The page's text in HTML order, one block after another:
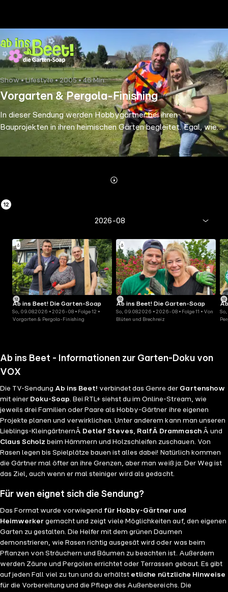
page
Show • Lifestyle • 2005 • 46 Min.
Vorgarten & Pergola-Finishing
In dieser Sendung werden Hobbygärtner bei ihren
Bauprojekten in ihren heimischen Gärten begleitet. Egal, wie
groß oder klein das Vorhaben der Protagonisten auch ist - es
wird gegraben, gesät und gepflanzt, was das Zeug hält.
Mehr
2026-08
Ab ins Beet! Die Garten-Soap
So, 09.08.2026 • 2026-08 • Folge 12 •
Vorgarten & Pergola-Finishing
Ab ins Beet! Die Garten-Soap
So, 09.08.2026 • 2026-08 • Folge 11 • Von
Blüten und Brechreiz
Ab ins Beet - Informationen zur Garten-Doku von
VOX
Die TV-Sendung Ab ins Beet! verbindet das Genre der Gartenshow
mit einer Doku-Soap. Bei RTL+ siehst du im Online-Stream, wie
jeweils drei Familien oder Paare als Hobby-Gärtner ihre eigenen
Projekte planen und verwirklichen. Unter anderem kann man unseren
Lieblings-KleingärtnernÂ Detlef Steves, RalfÂ DrammaschÂ und
Claus Scholz beim Hämmern und Holzschleifen zuschauen. Von
Rasen legen bis Spielplätze bauen ist alles dabei! Natürlich kommen
die Gärtner mal öfter an ihre Grenzen, aber man weiß ja: Der Weg ist
das Ziel, auch wenn er mal steiniger wird als gedacht.
Für wen eignet sich die Sendung?
Das Format wurde vorwiegend für Hobby-Gärtner und
Heimwerker gemacht und zeigt viele Möglichkeiten auf, den eigenen
Garten zu gestalten. Die Helfer mit dem grünen Daumen
demonstrieren, wie Rasen richtig ausgesät wird oder was beim
Pflanzen von Sträuchern und Bäumen zu beachten ist. Außerdem
werden Zäune und Pergolen errichtet oder Terrassen gebaut. Es gibt
auf jeden Fall viel zu tun und du erhältst etliche nützliche Hinweise
für die Vorbereitung und die Pflege des Außenbereichs. Die